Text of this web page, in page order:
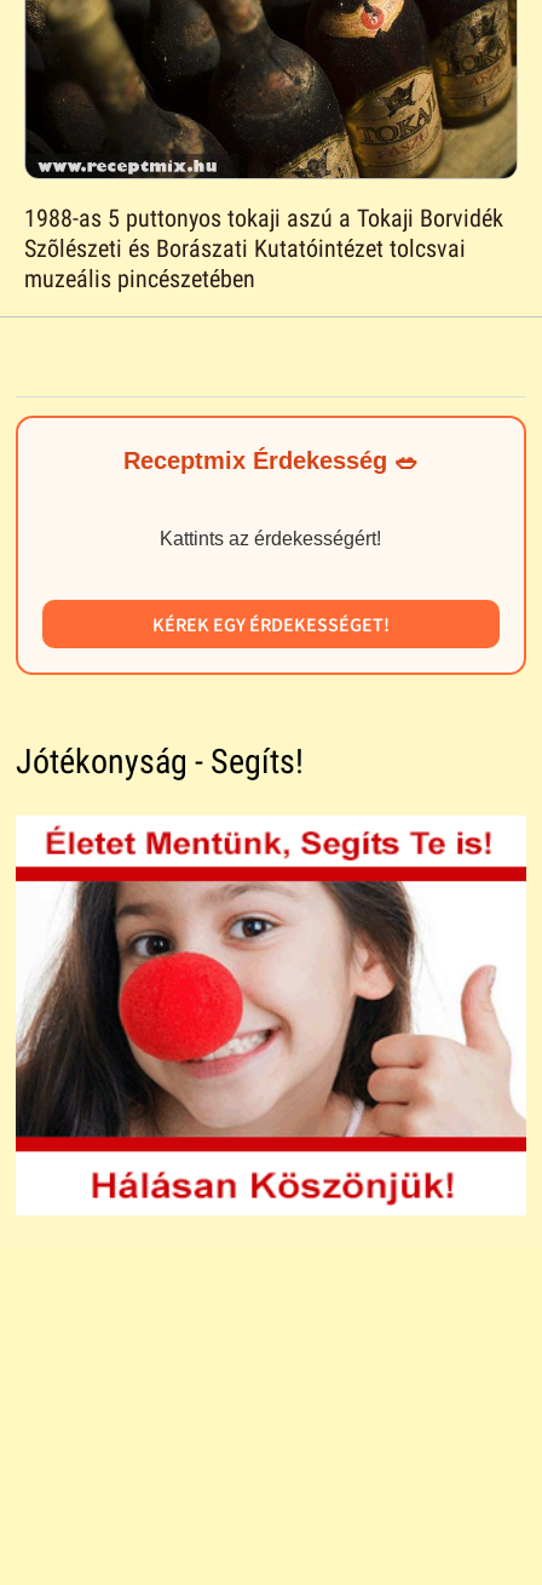
1988-as 5 puttonyos tokaji aszú a Tokaji Borvidék
Szõlészeti és Borászati Kutatóintézet tolcsvai
muzeális pincészetében
Receptmix Érdekesség 🥗
Kattints az érdekességért!
KÉREK EGY ÉRDEKESSÉGET!
Jótékonyság - Segíts!